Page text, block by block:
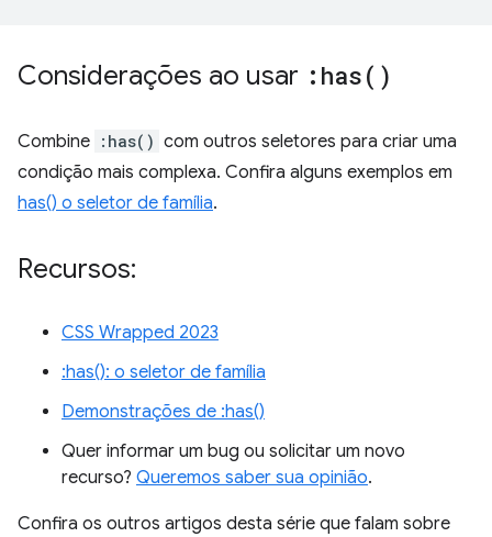
Considerações ao usar : has( )
Combine :has() com outros seletores para criar uma
condição mais complexa. Confira alguns exemplos em
has() o seletor de família.
Recursos:
CSS Wrapped 2023
:has(): o seletor de família
Demonstrações de :has()
Quer informar um bug ou solicitar um novo
recurso? Queremos saber sua opinião.
Confira os outros artigos desta série que falam sobre